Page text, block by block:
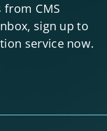
CMS
sign up to
service now.